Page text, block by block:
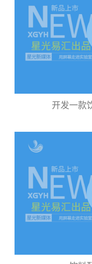
开发一款